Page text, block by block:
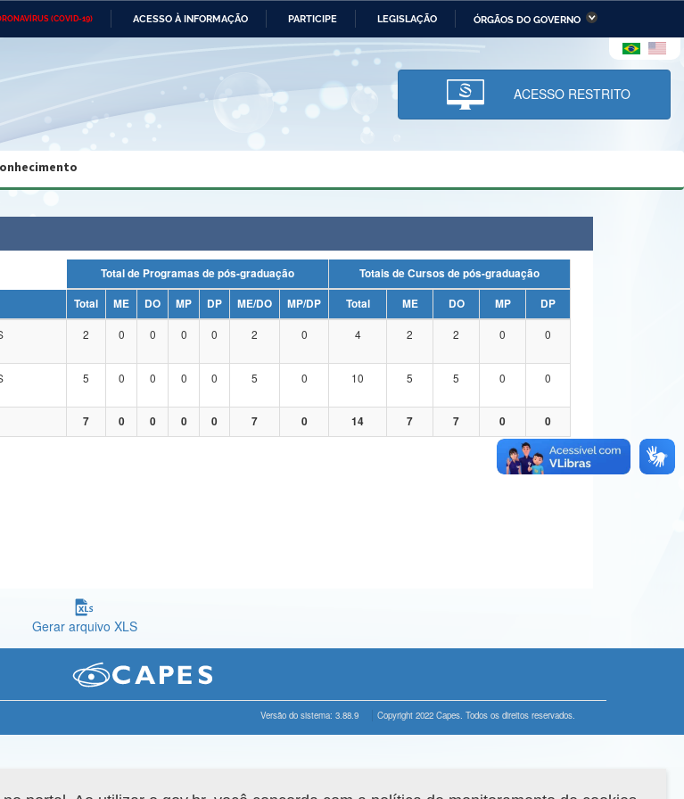
(COVID-19) ACESSO À INFORMAÇÃO PARTICIPE LEGISLAÇÃO ÓRGÃOS DO GOVERNO
Ministério das Relações Ministério da Economia Ministério da Infraestrutura
Ministério da Ciência,
Tecnologia, Inovações e
Comunicações
e dos Direitos Humanos
União Banco Central do Brasil Planalto
ACESSO RESTRITO
Total de Programas de pós-graduação
Totais de Cursos de pós-graduação
Total ME DO MP DP ME/DO MP/DP Total ME DO MP
DP
2 0 0 0 0 2 0 4 2 2 0 0
5 0 0 0 0 5 0 10 5 5 0 0
7 0 0 0 0 7 0 14 7 7 0 0
Gerar arquivo XLS
Versão do sistema: 3.88.9 Copyright 2022 Capes. Todos os direitos reservados.